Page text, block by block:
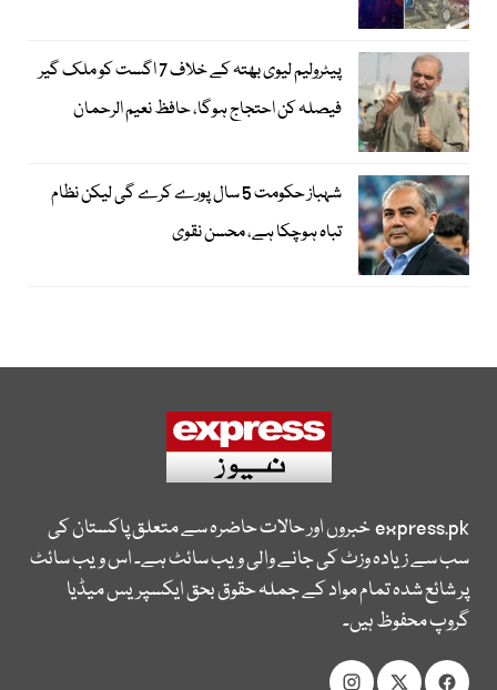
پیٹرولیم لیوی بھتہ کے خلاف 7 اگست کو ملک گیر
فیصلہ کن احتجاج ہوگا، حافظ نعیم الرحمان
شہباز حکومت 5 سال پورے کرے گی لیکن نظام
تباہ ہوچکا ہے، محسن نقوی
express.pkخبروں اور حالات حاضرہ سے متعلق پاکستان کی
سب سے زیادہ وزٹ کی جانے والی ویب سائٹ ہے۔ اس ویب سائٹ
پر شائع شدہ تمام مواد کے جملہ حقوق بحق ایکسپریس میڈیا
گروپ محفوظ ہیں۔